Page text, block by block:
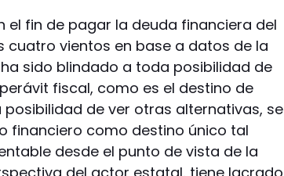
el fin de pagar la deuda financiera del
cuatro vientos en base a datos de la
sido blindado a toda posibilidad de
fiscal, como es el destino de
de ver otras alternativas, se
financiero como destino único tal
desde el punto de vista de la
del actor estatal, tiene lacrado